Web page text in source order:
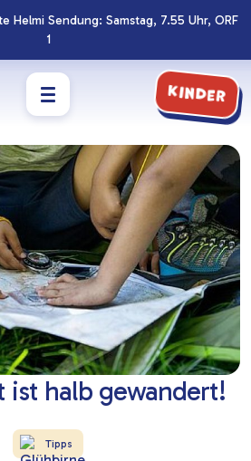
Helmi Sendung: Samstag, 7.55 Uhr, ORF
1
Kinder
ist halb gewandert!
Tipps